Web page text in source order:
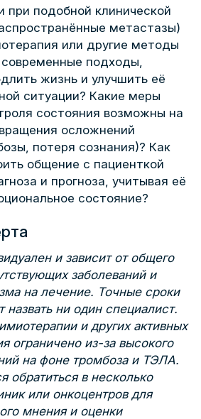
при подобной клинической
метастазы)
или другие методы
современные подходы,
жизнь и улучшить её
ситуации? Какие меры
состояния возможны на
осложнений
потеря сознания)? Как
общение с пациенткой
и прогноза, учитывая её
состояние?
и зависит от общего
заболеваний и
на лечение. Точные сроки
ни один специалист.
и других активных
ограничено из-за высокого
на фоне тромбоза и ТЭЛА.
обратиться в несколько
или онкоцентров для
мнения и оценки